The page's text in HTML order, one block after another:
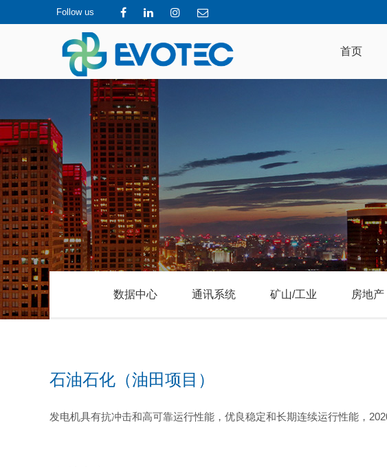
Follow us
首页
数据中心 通讯系统 矿山/工业 房地产
石油石化（油田项目）
发电机具有抗冲击和高可靠运行性能，优良稳定和长期连续运行性能，